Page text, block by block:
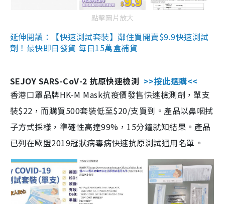
點擊圖片放大
延伸閱讀：【快速測試套裝】鄰住買開賣$9.9快速測試
劑！最快即日發貨 每日15萬盒補貨
SEJOY SARS-CoV-2 抗原快速檢測 >>按此選購<<
香港口罩品牌HK-M Mask抗疫價發售快速檢測劑，單支
裝$22，而購買500套裝低至$20/支買到。產品以鼻咽拭
子方式採樣，準確性高達99%，15分鐘就知結果。產品
已列在歐盟2019冠狀病毒病快速抗原測試通用名單。